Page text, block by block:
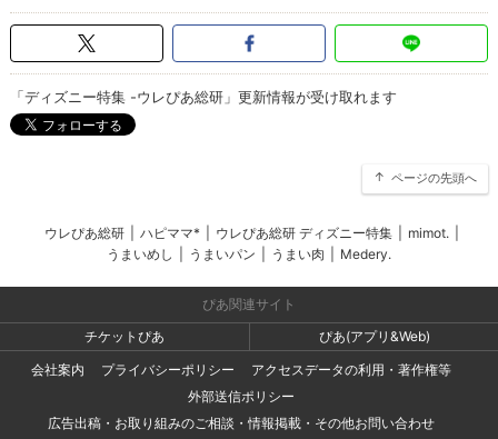
「ディズニー特集 -ウレぴあ総研」更新情報が受け取れます
ページの先頭へ
ウレぴあ総研 ハピママ* ウレぴあ総研 ディズニー特集 mimot.
うまいめし
うまいパン うまい肉 Medery.
ぴあ関連サイト
チケットぴあ
ぴあ(アプリ&Web)
会社案内
プライバシーポリシー
アクセスデータの利用・著作権等
外部送信ポリシー
広告出稿・お取り組みのご相談・情報掲載・その他お問い合わせ